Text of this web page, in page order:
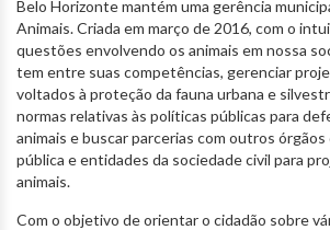
Belo Horizonte mantém uma gerência
Animais. Criada em março de 2016, com o
questões envolvendo os animais em nossa
tem entre suas competências, gerenciar
voltados à proteção da fauna urbana e
normas relativas às políticas públicas para
animais e buscar parcerias com outros
pública e entidades da sociedade civil para
animais.
Com o objetivo de orientar o cidadão sobre